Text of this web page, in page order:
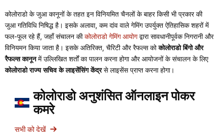
कोलोराडो के जुआ कानूनों के तहत इन विनियमित चैनलों के बाहर किसी भी प्रकार की
जुआ गतिविधि निषिद्ध है। इसके अलावा, कम दांव वाले गेमिंग उपर्युक्त ऐतिहासिक शहरों में
फल-फूल रहे हैं, जहाँ संचालन कीकोलोराडो गेमिंग आयोगद्वारा सावधानीपूर्वक निगरानी और
विनियमन किया जाता है। इसके अतिरिक्त, चैरिटी और रैफल्स कोकोलोराडो बिंगो और
रैफल्स कानूनमें उल्लिखित शर्तों का पालन करना होगा और आयोजनों के संचालन के लिए
कोलोराडो राज्य सचिव के लाइसेंसिंग केंद्रसे लाइसेंस प्राप्त करना होगा।
कोलोराडो अनुशंसित ऑनलाइन पोकर
कमरे
सभी को देखें